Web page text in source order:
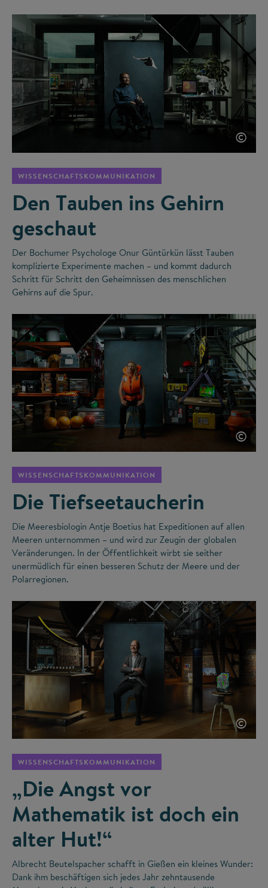
©
WISSENSCHAFTSKOMMUNIKATION
Den Tauben ins Gehirn
geschaut
Der Bochumer Psychologe Onur Güntürkün lässt Tauben
komplizierte Experimente machen – und kommt dadurch
Schritt für Schritt den Geheimnissen des menschlichen
Gehirns auf die Spur.
©
WISSENSCHAFTSKOMMUNIKATION
Die Tiefseetaucherin
Die Meeresbiologin Antje Boetius hat Expeditionen auf allen
Meeren unternommen – und wird zur Zeugin der globalen
Veränderungen. In der Öffentlichkeit wirbt sie seither
unermüdlich für einen besseren Schutz der Meere und der
Polarregionen.
©
WISSENSCHAFTSKOMMUNIKATION
„Die Angst vor
Mathematik ist doch ein
alter Hut!“
Albrecht Beutelspacher schafft in Gießen ein kleines Wunder:
Dank ihm beschäftigen sich jedes Jahr zehntausende